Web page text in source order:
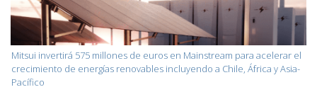
Mitsui invertirá 575 millones de euros en Mainstream para acelerar el
crecimiento de energías renovables incluyendo a Chile, África y Asia-
Pacífico